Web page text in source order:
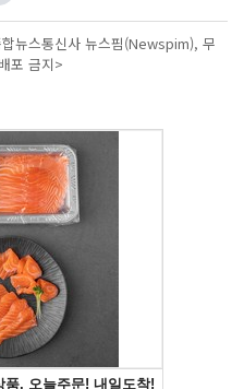
뉴스통신사 뉴스핌(Newspim), 무
포 금지>